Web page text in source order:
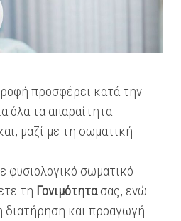
προσφέρει κατά την
όλα τα απαραίτητα
μαζί με τη σωματική
φυσιολογικό σωματικό
τη Γονιμότητασας, ενώ
διατήρηση και προαγωγή